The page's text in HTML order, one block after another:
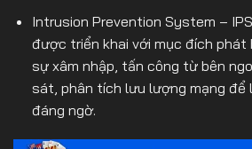
Intrusion Prevention System –
được triển khai với mục đích phát
sự xâm nhập, tấn công từ bên
sát, phân tích lưu lượng mạng để
đáng ngờ.